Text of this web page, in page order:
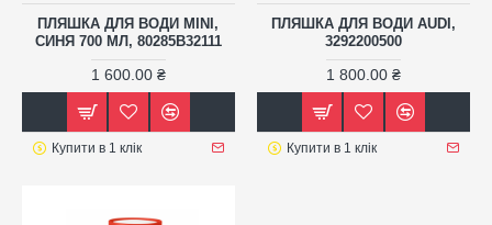
ПЛЯШКА ДЛЯ ВОДИ MINI,
СИНЯ 700 МЛ, 80285B32111
1 600.00 ₴
Купити в 1 клік
ПЛЯШКА ДЛЯ ВОДИ AUDI,
3292200500
1 800.00 ₴
Купити в 1 клік